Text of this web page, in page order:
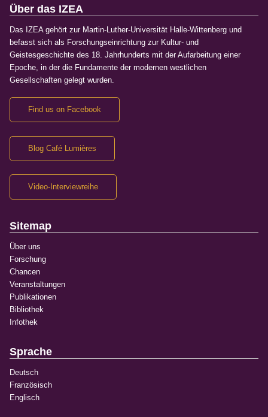
Über das IZEA
Das IZEA gehört zur Martin-Luther-Universität Halle-Wittenberg und
befasst sich als Forschungseinrichtung zur Kultur- und
Geistesgeschichte des 18. Jahrhunderts mit der Aufarbeitung einer
Epoche, in der die Fundamente der modernen westlichen
Gesellschaften gelegt wurden.
Find us on Facebook
Blog Café Lumières
Video-Interviewreihe
Sitemap
Über uns
Forschung
Chancen
Veranstaltungen
Publikationen
Bibliothek
Infothek
Sprache
Deutsch
Französisch
Englisch